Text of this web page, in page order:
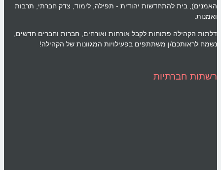
האמנים), בית להתחדשות יהודית - תפילה, לימוד, צדק חברתי, תרבות
ואמנות.
דלתות הקהילה פתוחות לקבל אורחות ואורחים, חברות וחברים חדשים,
נשמח לראותכם/ן משתתפים בפעילויות המגוונות של הקהילה!
רשתות חברתיות